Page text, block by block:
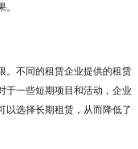
。不同的租赁企业提供的租赁
于一些短期项目和活动，企业
以选择长期租赁，从而降低了